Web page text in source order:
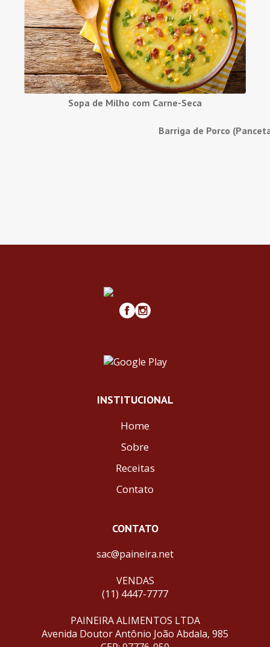
Sopa de Milho com Carne-Seca
Barriga de Porco
INSTITUCIONAL
Home
Sobre
Receitas
Contato
CONTATO
sac@paineira.net
VENDAS
(11) 4447-7777
PAINEIRA ALIMENTOS LTDA
Avenida Doutor Antônio João Abdala, 985